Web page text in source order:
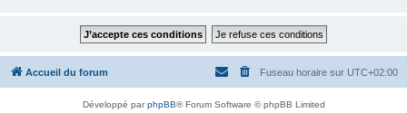
Accueil du forum Fuseau horaire sur UTC+02:00
Développé parphpBB® Forum Software © phpBB Limited